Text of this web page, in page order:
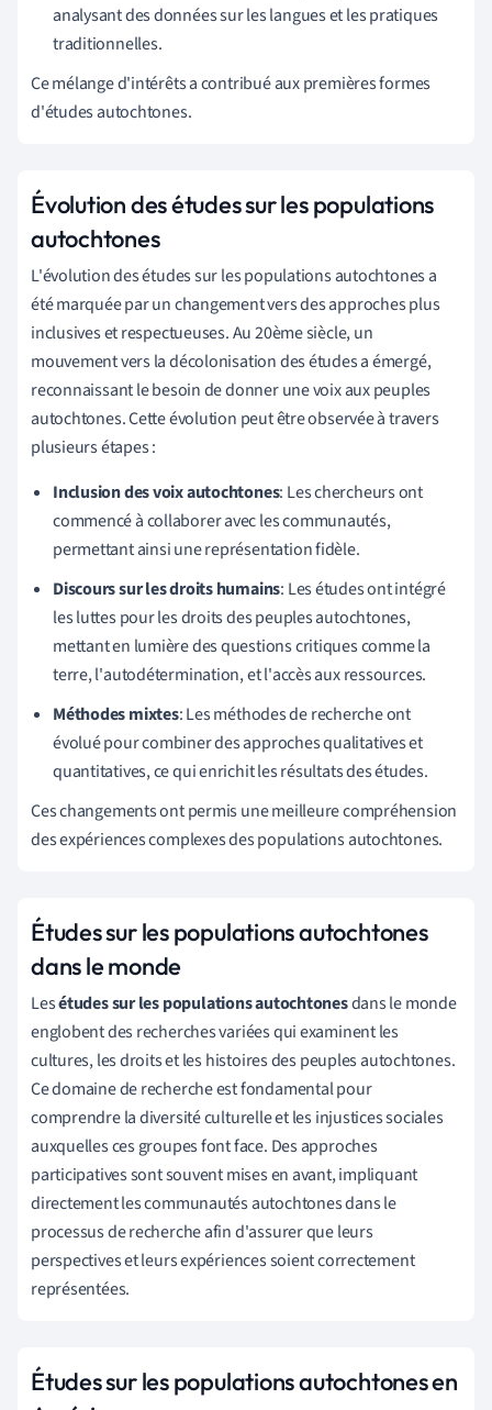
analysant des données sur les langues et les pratiques
traditionnelles.
Ce mélange d'intérêts a contribué aux premières formes
d'études autochtones.
Évolution des études sur les populations
autochtones
L'évolution des études sur les populations autochtones a
été marquée par un changement vers des approches plus
inclusives et respectueuses. Au 20ème siècle, un
mouvement vers la décolonisation des études a émergé,
reconnaissant le besoin de donner une voix aux peuples
autochtones. Cette évolution peut être observée à travers
plusieurs étapes :
Inclusion des voix autochtones: Les chercheurs ont
commencé à collaborer avec les communautés,
permettant ainsi une représentation fidèle.
Discours sur les droits humains: Les études ont intégré
les luttes pour les droits des peuples autochtones,
mettant en lumière des questions critiques comme la
terre, l'autodétermination, et l'accès aux ressources.
Méthodes mixtes: Les méthodes de recherche ont
évolué pour combiner des approches qualitatives et
quantitatives, ce qui enrichit les résultats des études.
Ces changements ont permis une meilleure compréhension
des expériences complexes des populations autochtones.
Études sur les populations autochtones
dans le monde
Lesétudes sur les populations autochtonesdans le monde
englobent des recherches variées qui examinent les
cultures, les droits et les histoires des peuples autochtones.
Ce domaine de recherche est fondamental pour
comprendre la diversité culturelle et les injustices sociales
auxquelles ces groupes font face. Des approches
participatives sont souvent mises en avant, impliquant
directement les communautés autochtones dans le
processus de recherche afin d'assurer que leurs
perspectives et leurs expériences soient correctement
représentées.
Études sur les populations autochtones en